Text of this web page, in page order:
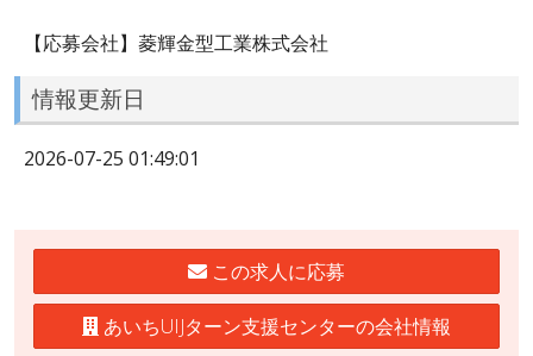
【応募会社】菱輝金型工業株式会社
情報更新日
2026-07-25 01:49:01
この求人に応募
あいちUIJターン支援センターの会社情報